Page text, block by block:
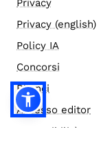
Privacy
Privacy (english)
Policy IA
Concorsi
Bilanci
Accesso editor
Accessibilità